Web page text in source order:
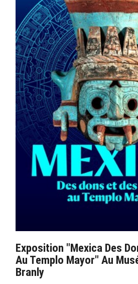
Exposition "Mexica Des
Au Templo Mayor" Au
Branly